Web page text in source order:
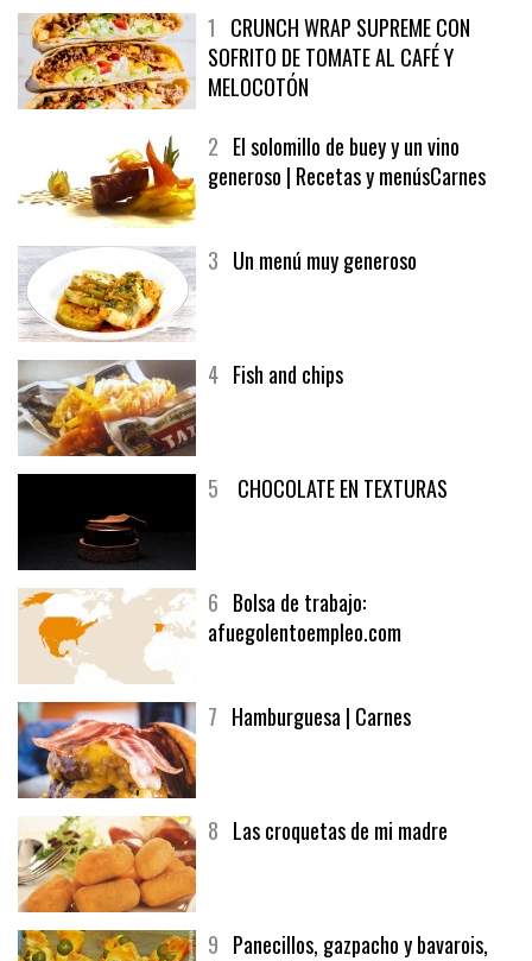
1CRUNCH WRAP SUPREME CON
SOFRITO DE TOMATE AL CAFÉ Y
MELOCOTÓN
2El solomillo de buey y un vino
6Bolsa de trabajo: